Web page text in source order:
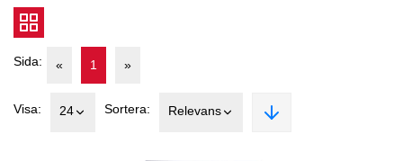
Sida: « 1 »
Visa: 24 Sortera: Relevans